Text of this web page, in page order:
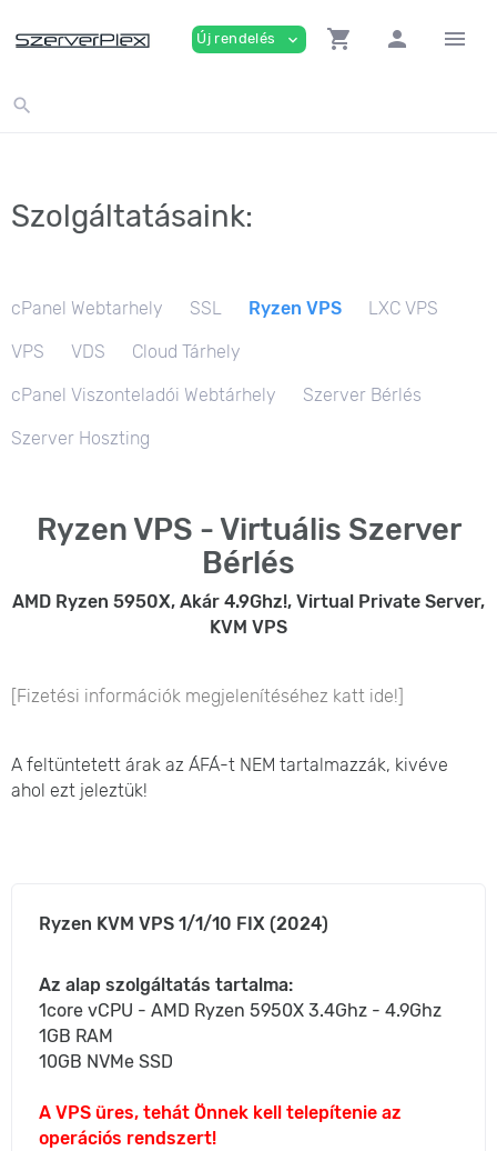
Új rendelés expand_more shopping_cart person menu
search
Szolgáltatásaink:
cPanel Webtarhely SSL Ryzen VPS LXC VPS
VPS VDS Cloud Tárhely
cPanel Viszonteladói Webtárhely Szerver Bérlés
Szerver Hoszting
Ryzen VPS - Virtuális Szerver
Bérlés
AMD Ryzen 5950X, Akár 4.9Ghz!, Virtual Private Server,
KVM VPS
[Fizetési információk megjelenítéséhez katt ide!]
A feltüntetett árak az ÁFÁ-t NEM tartalmazzák, kivéve
ahol ezt jeleztük!
Ryzen KVM VPS 1/1/10 FIX (2024)
Az alap szolgáltatás tartalma:
1core vCPU - AMD Ryzen 5950X 3.4Ghz - 4.9Ghz
1GB RAM
10GB NVMe SSD
A VPS üres, tehát Önnek kell telepítenie az
operációs rendszert!